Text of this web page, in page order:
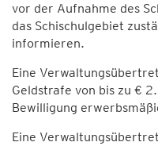
vor der Aufnahme des
das Schischulgebiet
informieren.
Eine
Geldstrafe von bis zu €
Bewilligung
Eine